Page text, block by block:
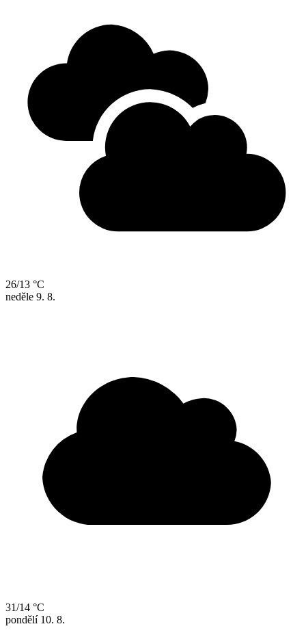
26/13 °C
neděle 9. 8.
31/14 °C
pondělí 10. 8.